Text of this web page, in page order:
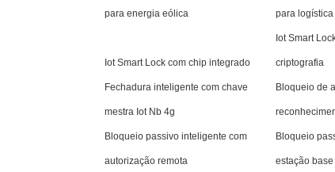
para energia eólica para logística
Iot Smart Lock com chip integrado
Iot Smart
criptografia
Fechadura inteligente com chave
mestra Iot Nb 4g
Bloqueio de
Bloqueio passivo inteligente com
autorização remota
Bloqueio
estação base